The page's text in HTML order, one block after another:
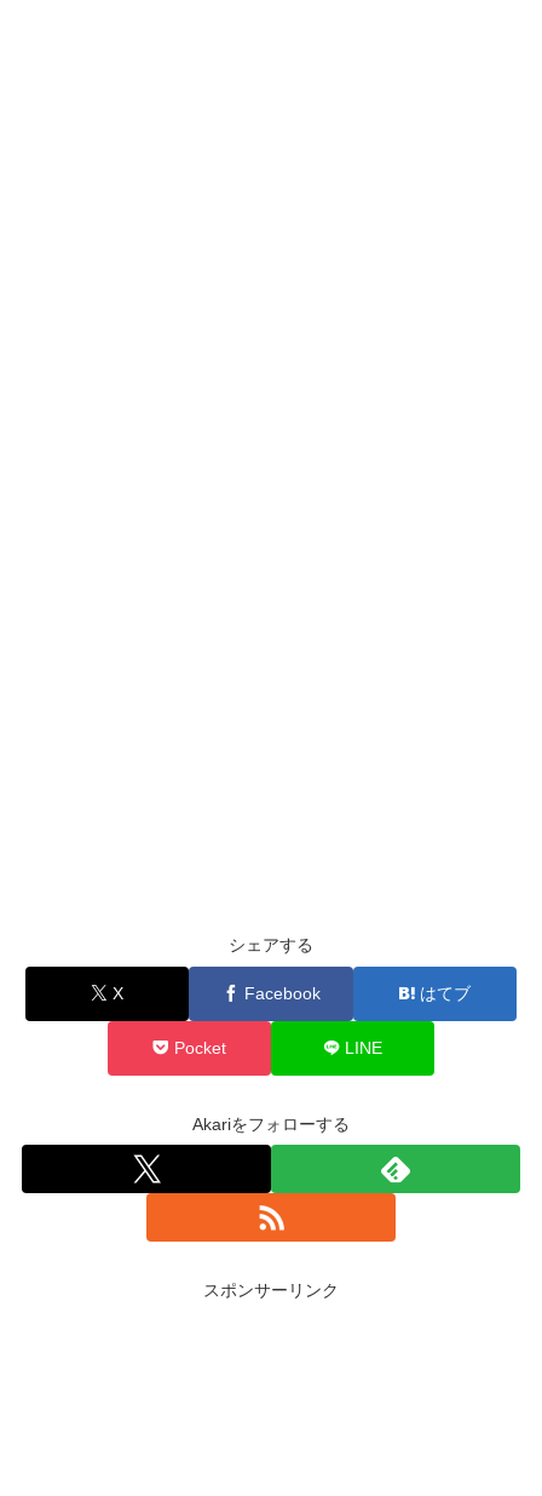
シェアする
X Facebook はてブ
Pocket LINE
Akariをフォローする
スポンサーリンク